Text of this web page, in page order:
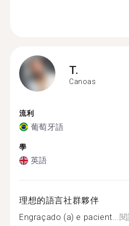
T.
Canoas
流利
葡萄牙語
學
英語
理想的語言社群夥伴
Engraçado (a) e pacient...